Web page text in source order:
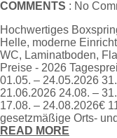
COMMENTS : No
Hochwertiges
Helle, moderne
WC, Laminatboden,
Preise - 2026
01.05. – 24.05.2026
21.06.2026 24.08. –
17.08. – 24.08.2026€
gesetzmäßige Orts-
READ MORE